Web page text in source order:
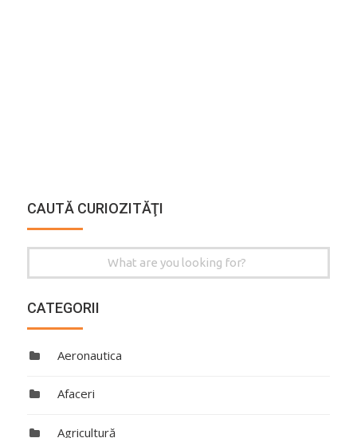
CAUTĂ CURIOZITĂŢI
for:
CATEGORII
Aeronautica
Afaceri
Agricultură